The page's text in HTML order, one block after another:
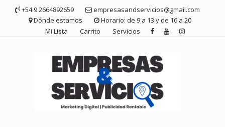
contenido
+54 9 2664892659
empresasandservicios@gmail.com
Dónde estamos
Horario: de 9 a 13 y de 16 a 20
Mi Lista
Carrito Servicios